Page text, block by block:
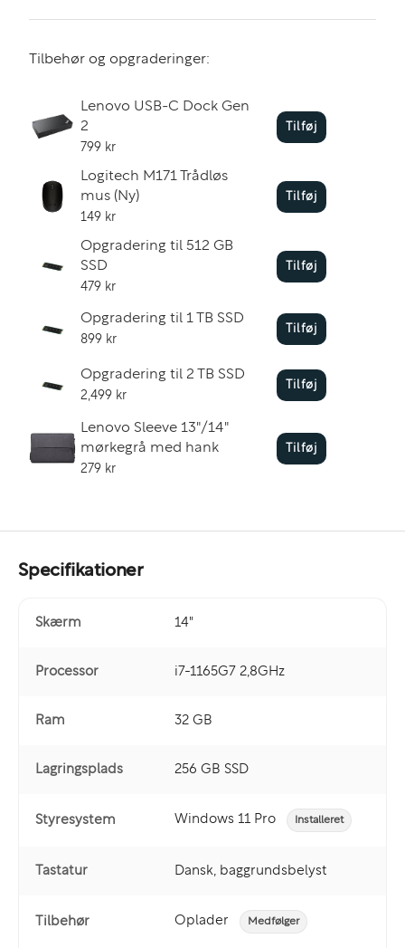
Tilbehør og opgraderinger:
Lenovo USB-C Dock Gen
2
799 kr
Tilføj
Logitech M171 Trådløs
mus (Ny)
149 kr
Tilføj
Opgradering til 512 GB
SSD
479 kr
Tilføj
Opgradering til 1 TB SSD
899 kr
Tilføj
Opgradering til 2 TB SSD
2,499 kr
Tilføj
Lenovo Sleeve 13"/14"
mørkegrå med hank
279 kr
Tilføj
Specifikationer
Skærm 14"
Processor i7-1165G7 2,8GHz
Ram 32 GB
Lagringsplads 256 GB SSD
Styresystem Windows 11 Pro Installeret
Tastatur Dansk, baggrundsbelyst
Tilbehør Oplader Medfølger